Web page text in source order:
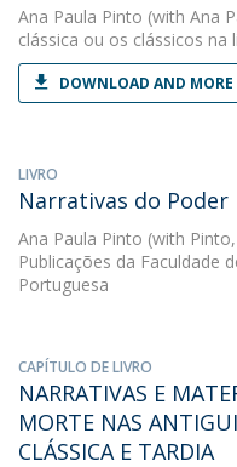
Ana Paula Pinto (with Ana
clássica ou os clássicos na
DOWNLOAD AND MORE
LIVRO
Narrativas do Poder
Ana Paula Pinto (with
Publicações da Faculdade
Portuguesa
CAPÍTULO DE LIVRO
NARRATIVAS E
MORTE NAS
CLÁSSICA E TARDIA